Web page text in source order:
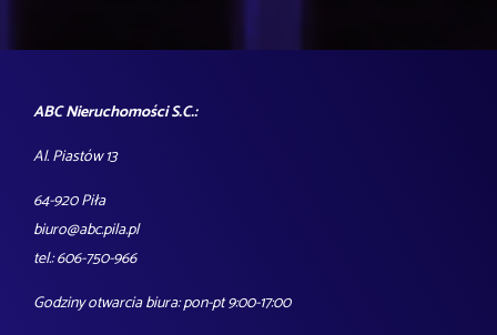
ABC Nieruchomości S.C.:
Al. Piastów 13
64-920 Piła
biuro@abc.pila.pl
tel.: 606-750-966
Godziny otwarcia biura: pon-pt 9:00-17:00